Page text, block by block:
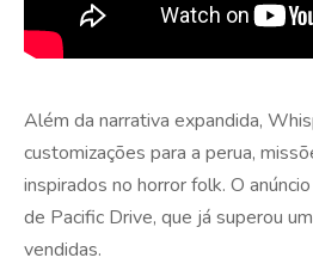
Além da narrativa expandida,
customizações para a perua,
inspirados no horror folk. O
de Pacific Drive, que já superou
vendidas.